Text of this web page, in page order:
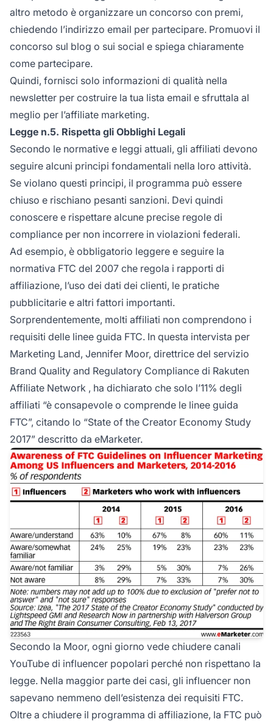
altro metodo è organizzare un concorso con premi,
chiedendo l’indirizzo email per partecipare. Promuovi il
concorso sul blog o sui social e spiega chiaramente
come partecipare.
Quindi, fornisci solo informazioni di qualità nella
newsletter per costruire la tua lista email e sfruttala al
meglio per l’affiliate marketing.
Legge n.5. Rispetta gli Obblighi Legali
Secondo le normative e leggi attuali, gli affiliati devono
seguire alcuni principi fondamentali nella loro attività.
Se violano questi principi, il programma può essere
chiuso e rischiano pesanti sanzioni. Devi quindi
conoscere e rispettare alcune precise regole di
compliance per non incorrere in violazioni federali.
Ad esempio, è obbligatorio leggere e seguire la
normativa FTC del 2007 che regola i rapporti di
affiliazione, l’uso dei dati dei clienti, le pratiche
pubblicitarie e altri fattori importanti.
Sorprendentemente, molti affiliati non comprendono i
requisiti delle linee guida FTC. In questa intervista per
Marketing Land, Jennifer Moor, direttrice del servizio
Brand Quality and Regulatory Compliance di Rakuten
Affiliate Network , ha dichiarato che solo l’11% degli
affiliati “è consapevole o comprende le linee guida
FTC”, citando lo “State of the Creator Economy Study
2017” descritto da eMarketer.
Secondo la Moor, ogni giorno vede chiudere canali
YouTube di influencer popolari perché non rispettano la
legge. Nella maggior parte dei casi, gli influencer non
sapevano nemmeno dell’esistenza dei requisiti FTC.
Oltre a chiudere il programma di affiliazione, la FTC può